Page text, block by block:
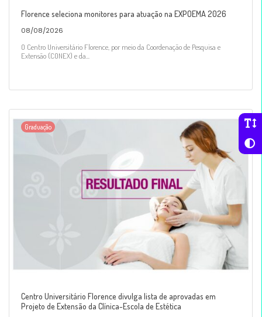
Florence seleciona monitores para atuação na EXPOEMA 2026
08/08/2026
O Centro Universitário Florence, por meio da Coordenação de Pesquisa e
Extensão (CONEX) e da...
Graduação
Centro Universitário Florence divulga lista de aprovadas em
Projeto de Extensão da Clínica-Escola de Estética